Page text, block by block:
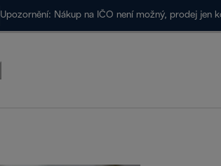
Upozornění: Nákup na IČO není možný, prodej jen